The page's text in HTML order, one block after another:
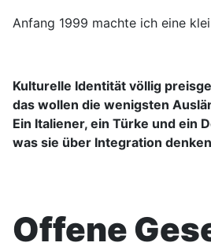
Anfang 1999 machte ich eine
Kulturelle Identität völlig
das wollen die wenigsten
Ein Italiener, ein Türke und ein
was sie über Integration
Offene